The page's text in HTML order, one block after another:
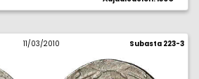
11/03/2010 Subasta 223-3